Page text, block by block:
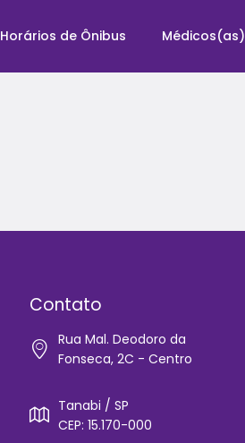
Horários de Ônibus Médicos(as)
Contato
Rua Mal. Deodoro da
Fonseca, 2C - Centro
Tanabi / SP
CEP: 15.170-000